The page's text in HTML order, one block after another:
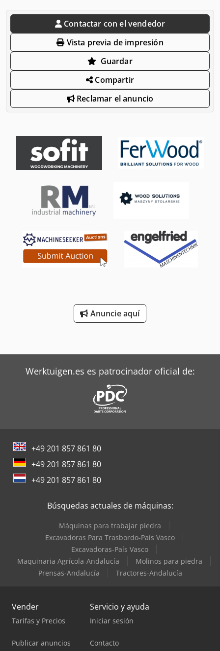
Contactar con el vendedor
Vista previa de impresión
Guardar
Compartir
Reclamar el anuncio
Anuncie aquí
Werktuigen.es es patrocinador oficial de:
+49 201 857 861 80
+49 201 857 861 80
+49 201 857 861 80
Búsquedas actuales de máquinas:
Máquinas para trabajar piedra
Excavadoras Para Trasbordo-País Vasco
Excavadoras-País Vasco
Maquinaria Agrícola-Andalucía
Molinos para piedra
Prensas-Andalucía
Tractores-Andalucía
Vender
Tarifas y Precios
Publicar anuncios
Servicio y ayuda
Iniciar sesión
Contacto